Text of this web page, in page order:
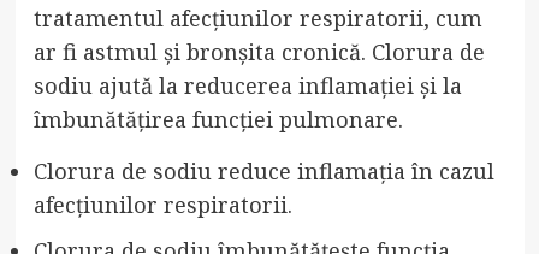
tratamentul afecțiunilor respiratorii, cum
ar fi astmul și bronșita cronică. Clorura de
sodiu ajută la reducerea inflamației și la
îmbunătățirea funcției pulmonare.
Clorura de sodiu reduce inflamația în cazul
afecțiunilor respiratorii.